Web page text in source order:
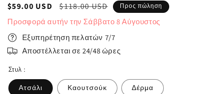
Τιμή
πώλησης
$59.00 USD
Κανονική
τιμή
$118.00 USD Προς πώληση
Προσφορά αυτήν τηνΣάββατο8Αύγουστος
Εξυπηρέτηση πελατών 7/7
Αποστέλλεται σε 24/48 ώρες
Στυλ :
Ατσάλι Καουτσούκ Δέρμα